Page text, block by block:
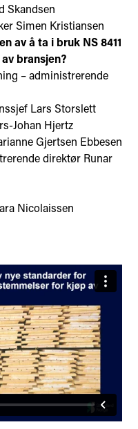
Skandsen
Simen Kristiansen
av å ta i bruk NS 8411
bransjen?
– administrerende
Lars Storslett
Johan Hjertz
Gjertsen Ebbesen
direktør Runar
Nicolaissen